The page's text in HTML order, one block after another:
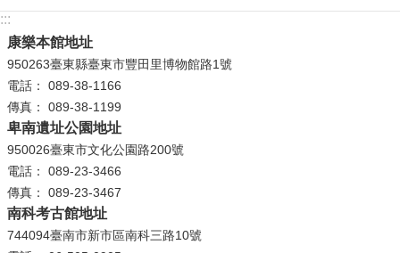
識
們
便
民
服
務
性
別
平
:::
康樂本館地址
950263臺東縣臺東市豐田里博物館路1號
電話： 089-38-1166
傳真： 089-38-1199
卑南遺址公園地址
950026臺東市文化公園路200號
電話： 089-23-3466
傳真： 089-23-3467
南科考古館地址
744094臺南市新市區南科三路10號